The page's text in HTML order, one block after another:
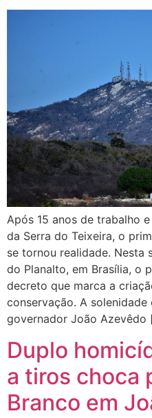
Após 15 anos de trabalho
da Serra do Teixeira, o
se tornou realidade. Nesta
do Planalto, em Brasília, o
decreto que marca a
conservação. A
governador João Azevêdo
Duplo
a tiros choca
Branco em